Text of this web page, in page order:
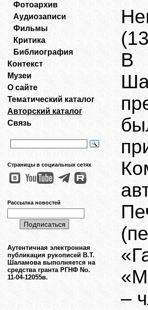
Фотоархив
Аудиозаписи
Фильмы
Критика
Библиография
Контекст
Музеи
О сайте
Тематический каталог
Авторский каталог
Связь
Страницы в социальных сетях
Рассылка новостей
Аутентичная электронная
публикация рукописей В.Т.
Шаламова выполняется на
средства гранта РГНФ No.
11-04-12055в.
В
–